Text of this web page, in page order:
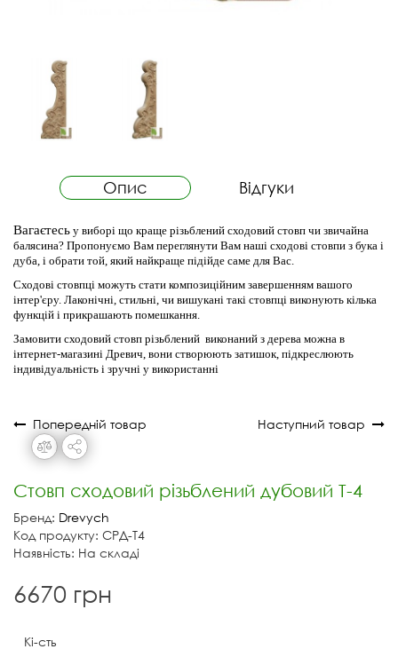
Опис Відгуки
Вагаєтесь у виборі що краще різьблений сходовий стовп чи звичайна
балясина? Пропонуємо Вам переглянути Вам наші сходові стовпи з бука і
дуба, і обрати той, який найкраще підійде саме для Вас.
Сходові стовпці можуть стати композиційним завершенням вашого
інтер'єру. Лаконічні, стильні, чи вишукані такі стовпці виконують кілька
функцій і прикрашають помешкання.
Замовити сходовий стовп різьблений виконаний з дерева можна в
інтернет-магазині Древич, вони створюють затишок, підкреслюють
індивідуальність і зручні у використанні
Попередній товар Наступний товар
Стовп сходовий різьблений дубовий Т-4
Бренд: Drevych
Код продукту: СРД-Т4
Наявність: На складі
6670 грн
Кі-сть